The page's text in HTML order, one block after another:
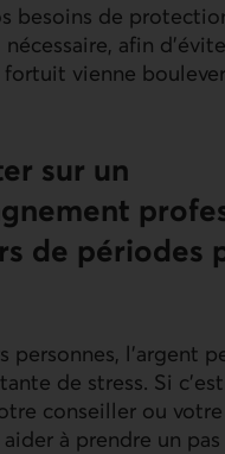
besoins de
afin
fortuit vienne
sur un
de périodes
personnes, l’argent
de stress. Si
conseiller ou
à prendre un